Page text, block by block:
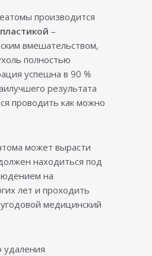
производится
–
вмешательством,
полностью
успешна в 90 %
результата
проводить как можно
может вырасти
находиться под
на
лет и проходить
медицинский
удаления